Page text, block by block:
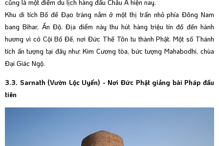
cũng là một điểm du lịch hàng đầu Châu Á hiện nay.
Khu di tích Bồ đề Đạo tràng nằm ở một thị trấn nhỏ phía Đông Nam
bang Bihar, Ấn Độ. Địa điểm này thu hút hàng triệu tín đồ đến hành
hương vì có Cội Bồ Đề, nơi Đức Thế Tôn tu thành Phật. Một số Thánh
tích ấn tượng tại đây như: Kim Cương tòa, bức tượng Mahabodhi, chùa
Đại Giác Ngộ.
3.3. Sarnath (Vườn Lộc Uyển) - Nơi Đức Phật giảng bài Pháp đầu
tiên